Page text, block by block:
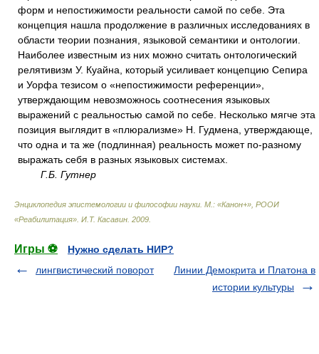
форм и непостижимости реальности самой по себе. Эта
концепция нашла продолжение в различных исследованиях в
области теории познания, языковой семантики и онтологии.
Наиболее известным из них можно считать онтологический
релятивизм У. Куайна, который усиливает концепцию Сепира
и Уорфа тезисом о «непостижимости референции»,
утверждающим невозможнось соотнесения языковых
выражений с реальностью самой по себе. Несколько мягче эта
позиция выглядит в «плюрализме» Н. Гудмена, утверждающе,
что одна и та же (подлинная) реальность может по-разному
выражать себя в разных языковых системах.
Г.Б. Гутнер
Энциклопедия эпистемологии и философии науки. М.: «Канон+», РООИ
«Реабилитация» И.Т. Касавин 2009
Игры ⚽
Нужно сделать НИР?
лингвистический поворот
Линии Демокрита и Платона в
истории культуры